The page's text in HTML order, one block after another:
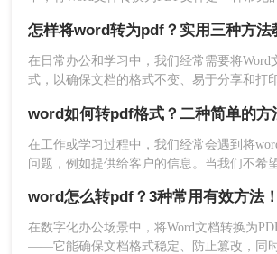
2、选择PDF转换中的Word转PDF，然后将
面中，如果Word文档很多的话，可以选择添
享、存档和打印。本文将详细介绍word文件
方法。
怎样将word转为pdf？实用三种方法
在日常办公和学习中，我们经常需要将Word
式，以确保文档的格式不变、易于分享和打
法，帮助你轻松完成格式转换。
在工作或学习过程中，我们经常会遇到将
问题，例如提供给客户的信息。当我们不希
么，word如何转pdf格式呢？下面就来教会大
word怎么转pdf？3种常用有效方法！
在数字化办公场景中，将Word文档转换为
——它能确保文档格式稳定、防止篡改，同时